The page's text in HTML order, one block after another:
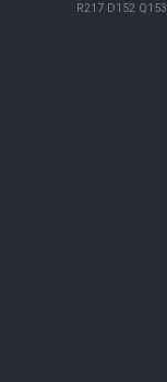
R217 D152 Q153